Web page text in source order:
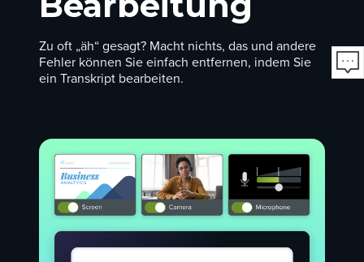
Zu oft „äh“ gesagt? Macht nichts, das und andere
Fehler können Sie einfach entfernen, indem Sie
ein Transkript bearbeiten.